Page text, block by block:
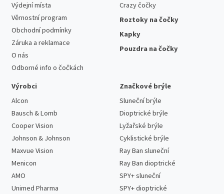
Výdejní místa
Věrnostní program
Obchodní podmínky
Záruka a reklamace
O nás
Odborné info o čočkách
Crazy čočky
Roztoky na čočky
Kapky
Pouzdra na čočky
Výrobci
Alcon
Bausch & Lomb
Cooper Vision
Johnson & Johnson
Maxvue Vision
Menicon
AMO
Unimed Pharma
Značkové brýle
Sluneční brýle
Dioptrické brýle
Lyžařské brýle
Cyklistické brýle
Ray Ban sluneční
Ray Ban dioptrické
SPY+ sluneční
SPY+ dioptrické